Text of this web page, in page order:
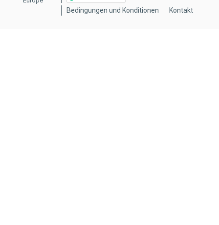
Bedingungen und Konditionen Kontakt